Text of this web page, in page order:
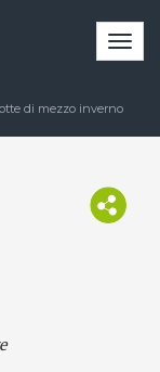
di mezzo inverno